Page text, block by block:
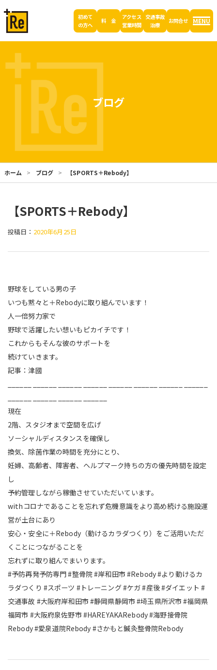
初めて
の方へ
料 金
アクセス
営業時間
交通事故
治療
お問合せ MENU
ブログ
ホーム ブログ 【SPORTS＋Rebody】
【SPORTS＋Rebody】
投稿日： 2020年6月25日
野球をしている男の子
いつも黙々と＋Rebodyに取り組んでいます！
人一倍努力家で
野球で活躍したい想いもピカイチです！
これからもそんな彼のサポートを
続けていきます。
記事：津國
現在
2階、スタジオまで空間を広げ
ソーシャルディスタンスを確保し
換気、除菌作業の時間を充分にとり、
妊婦、高齢者、障害者、ヘルプマーク持ちの方の優先時間を設定
し
予約管理しながら稼働させていただいています。
withコロナであることを忘れず危機意識をより高め続ける施設運
営が土台にあり
安心・安全に＋Rebody（動けるカラダつくり）をご活用いただ
くことにつながることを
忘れずに取り組んでまいります。
#予防再発予防専門 #整骨院 #岸和田市 #Rebody #より動けるカ
ラダつくり #スポーツ #トレーニング #ケガ #産後 #ダイエット #
交通事故 #大阪府岸和田市 #静岡県静岡市 #埼玉県所沢市 #福岡県
福岡市 #大阪府泉佐野市 #HAREYAKARebody #海野接骨院
Rebody #愛泉道院Rebody #さかもと鍼灸整骨院Rebody